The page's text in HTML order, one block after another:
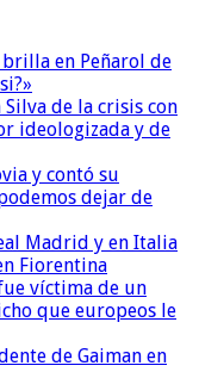
en Peñarol de
de la crisis con
ideologizada y de
y contó su
dejar de
Madrid y en Italia
Fiorentina
víctima de un
que europeos le
de Gaiman en